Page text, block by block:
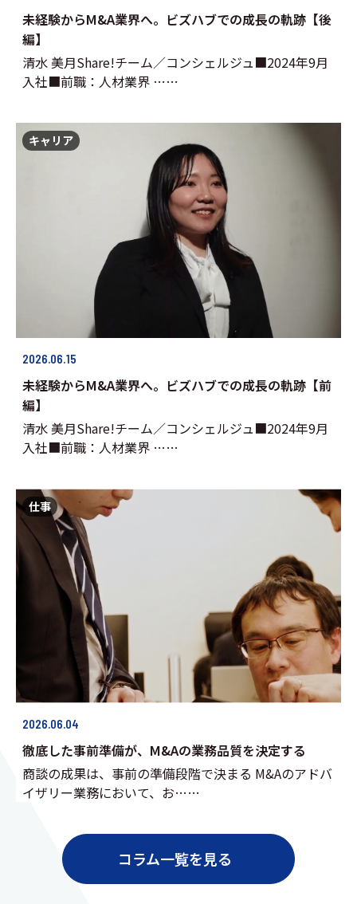
未経験からM&A業界へ。ビズハブでの成長の軌跡【後
編】
清水 美月Share!チーム／コンシェルジュ■2024年9月
入社■前職：人材業界 ……
2026.06.15
未経験からM&A業界へ。ビズハブでの成長の軌跡【前
編】
清水 美月Share!チーム／コンシェルジュ■2024年9月
入社■前職：人材業界 ……
キャリア
2026.06.04
徹底した事前準備が、M&Aの業務品質を決定する
商談の成果は、事前の準備段階で決まる M&Aのアドバ
イザリー業務において、お……
仕事
コラム一覧を見る